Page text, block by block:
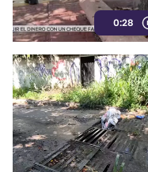
0:28